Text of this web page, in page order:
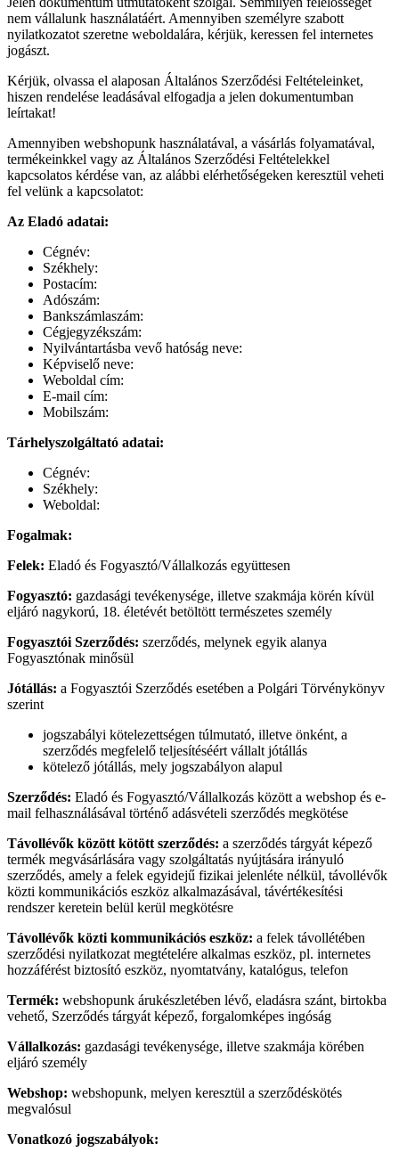
nem vállalunk használatáért. Amennyiben személyre szabott
nyilatkozatot szeretne weboldalára, kérjük, keressen fel internetes
jogászt.
Kérjük, olvassa el alaposan Általános Szerződési Feltételeinket,
hiszen rendelése leadásával elfogadja a jelen dokumentumban
leírtakat!
Amennyiben webshopunk használatával, a vásárlás folyamatával,
termékeinkkel vagy az Általános Szerződési Feltételekkel
kapcsolatos kérdése van, az alábbi elérhetőségeken keresztül veheti
fel velünk a kapcsolatot:
Az Eladó adatai:
Cégnév:
Székhely:
Postacím:
Adószám:
Bankszámlaszám:
Cégjegyzékszám:
Nyilvántartásba vevő hatóság neve:
Képviselő neve:
Weboldal cím:
E-mail cím:
Mobilszám:
Tárhelyszolgáltató adatai:
Cégnév:
Székhely:
Weboldal:
Fogalmak:
Felek: Eladó és Fogyasztó/Vállalkozás együttesen
Fogyasztó: gazdasági tevékenysége, illetve szakmája körén kívül
eljáró nagykorú, 18. életévét betöltött természetes személy
Fogyasztói Szerződés: szerződés, melynek egyik alanya
Fogyasztónak minősül
Jótállás: a Fogyasztói Szerződés esetében a Polgári Törvénykönyv
szerint
jogszabályi kötelezettségen túlmutató, illetve önként, a
szerződés megfelelő teljesítéséért vállalt jótállás
kötelező jótállás, mely jogszabályon alapul
Szerződés: Eladó és Fogyasztó/Vállalkozás között a webshop és e-
mail felhasználásával történő adásvételi szerződés megkötése
Távollévők között kötött szerződés: a szerződés tárgyát képező
termék megvásárlására vagy szolgáltatás nyújtására irányuló
szerződés, amely a felek egyidejű fizikai jelenléte nélkül, távollévők
közti kommunikációs eszköz alkalmazásával, távértékesítési
rendszer keretein belül kerül megkötésre
Távollévők közti kommunikációs eszköz: a felek távollétében
szerződési nyilatkozat megtételére alkalmas eszköz, pl. internetes
hozzáférést biztosító eszköz, nyomtatvány, katalógus, telefon
Termék: webshopunk árukészletében lévő, eladásra szánt, birtokba
vehető, Szerződés tárgyát képező, forgalomképes ingóság
Vállalkozás: gazdasági tevékenysége, illetve szakmája körében
eljáró személy
Webshop: webshopunk, melyen keresztül a szerződéskötés
megvalósul
Vonatkozó jogszabályok: